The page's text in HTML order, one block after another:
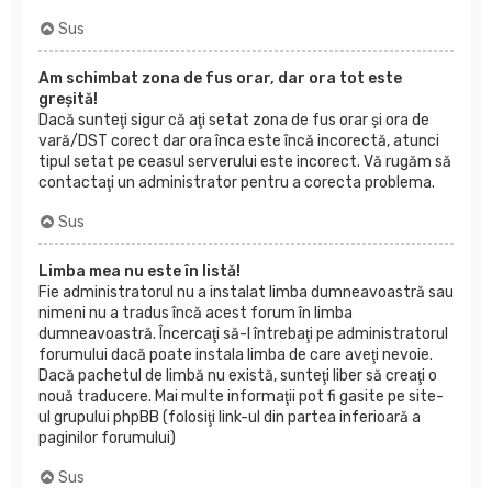
Sus
Am schimbat zona de fus orar, dar ora tot este
greşită!
Dacă sunteţi sigur că aţi setat zona de fus orar şi ora de
vară/DST corect dar ora înca este încă incorectă, atunci
tipul setat pe ceasul serverului este incorect. Vă rugăm să
contactaţi un administrator pentru a corecta problema.
Sus
Limba mea nu este în listă!
Fie administratorul nu a instalat limba dumneavoastră sau
nimeni nu a tradus încă acest forum în limba
dumneavoastră. Încercaţi să-l întrebaţi pe administratorul
forumului dacă poate instala limba de care aveţi nevoie.
Dacă pachetul de limbă nu există, sunteţi liber să creaţi o
nouă traducere. Mai multe informaţii pot fi gasite pe site-
ul grupului phpBB (folosiţi link-ul din partea inferioară a
paginilor forumului)
Sus